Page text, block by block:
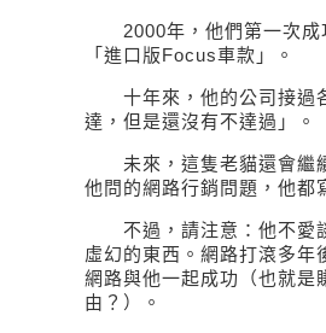
2000年，他們第一次成
「進口版Focus車款」。
十年來，他的公司接過各
達，但是還沒有不達過」。
未來，這隻老貓還會繼續
他問的網路行銷問題，他都
不過，請注意：他不愛談
虛幻的東西。網路打滾多年
網路與他一起成功（也就
由？）。